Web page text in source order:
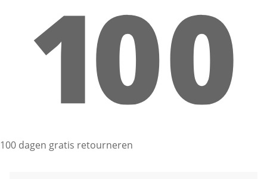
100 dagen gratis retourneren